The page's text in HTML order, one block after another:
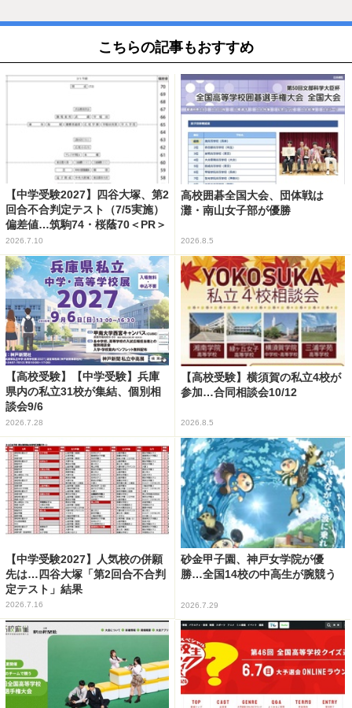
こちらの記事もおすすめ
【中学受験2027】四谷大塚、第2
回合不合判定テスト（7/5実施）
偏差値…筑駒74・桜蔭70＜PR＞
2026.7.10
高校囲碁全国大会、団体戦は
灘・南山女子部が優勝
2026.8.5
【高校受験】【中学受験】兵庫
県内の私立31校が集結、個別相
談会9/6
2026.7.28
【高校受験】横須賀の私立4校が
参加…合同相談会10/12
2026.8.5
【中学受験2027】人気校の併願
先は…四谷大塚「第2回合不合判
定テスト」結果
2026.7.16
砂金甲子園、神戸女学院が優
勝…全国14校の中高生が腕競う
2026.7.29